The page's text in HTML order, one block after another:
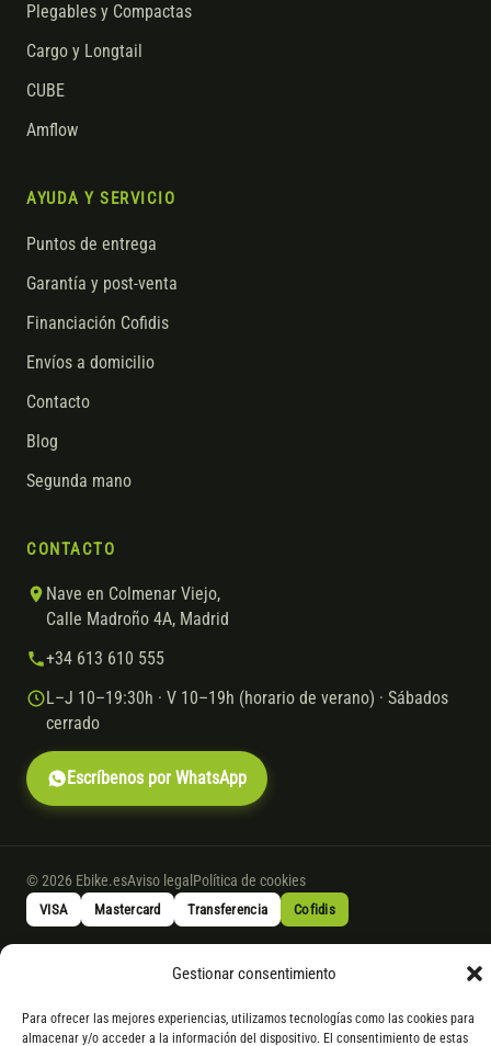
Gestionar consentimiento
Para ofrecer las mejores experiencias, utilizamos tecnologías como las cookies para
almacenar y/o acceder a la información del dispositivo. El consentimiento de estas
Plegables y Compactas
Cargo y Longtail
CUBE
Amflow
AYUDA Y SERVICIO
Puntos de entrega
Garantía y post-venta
Financiación Cofidis
Envíos a domicilio
Contacto
Blog
Segunda mano
CONTACTO
Nave en Colmenar Viejo,
Calle Madroño 4A, Madrid
+34 613 610 555
L–J 10–19:30h · V 10–19h (horario de verano) · Sábados
cerrado
Escríbenos por WhatsApp
© 2026 Ebike.esAviso legalPolítica de cookies
VISA Mastercard Transferencia Cofidis
* Financiación instantánea con Cofidis hasta 6.000 € sin intereses.
los detallespor WhatsApp.